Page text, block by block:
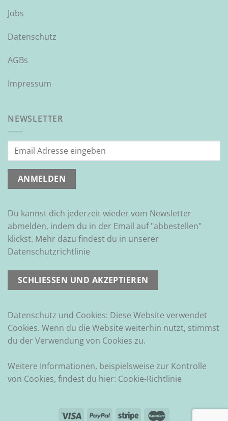
Jobs
Datenschutz
AGBs
Impressum
NEWSLETTER
Du kannst dich jederzeit wieder vom Newsletter
abmelden, indem du in der Email auf "abbestellen"
klickst. Mehr dazu findest du in unserer
Datenschutzrichtlinie
Datenschutz und Cookies: Diese Website verwendet
Cookies. Wenn du die Website weiterhin nutzt, stimmst
du der Verwendung von Cookies zu.
Weitere Informationen, beispielsweise zur Kontrolle
von Cookies, findest du hier: Cookie-Richtlinie